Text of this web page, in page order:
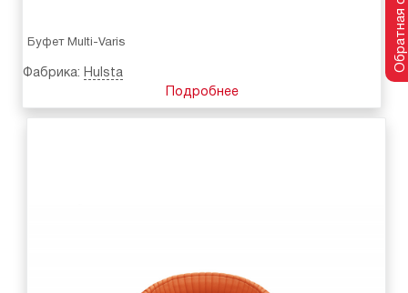
Буфет Multi-Varis
Фабрика: Hulsta
Подробнее